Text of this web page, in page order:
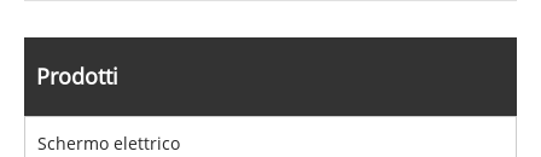
Prodotti
Schermo elettrico